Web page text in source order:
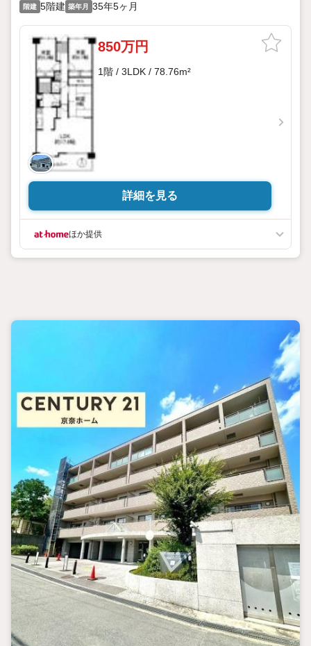
階建 5階建 築年月 35年5ヶ月
850万円
1階 / 3LDK / 78.76m²
詳細を見る
ほか提供